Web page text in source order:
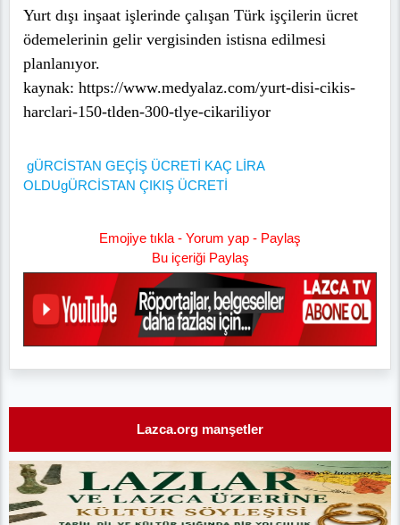
Yurt dışı inşaat işlerinde çalışan Türk işçilerin ücret
ödemelerinin gelir vergisinden istisna edilmesi
planlanıyor.
kaynak: https://www.medyalaz.com/yurt-disi-cikis-
harclari-150-tlden-300-tlye-cikariliyor
gÜRCİSTAN GEÇİŞ ÜCRETİ KAÇ LİRA
OLDUgÜRCİSTAN ÇIKIŞ ÜCRETİ
Emojiye tıkla - Yorum yap - Paylaş
Bu içeriği Paylaş
Lazca.org manşetler